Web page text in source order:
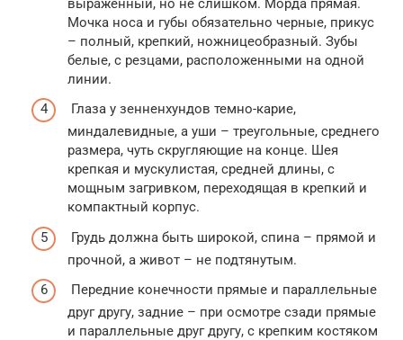
Мочка носа и губы обязательно черные, прикус
– полный, крепкий, ножницеобразный. Зубы
белые, с резцами, расположенными на одной
линии.
Глаза у зенненхундов темно-карие,
миндалевидные, а уши – треугольные, среднего
размера, чуть скругляющие на конце. Шея
крепкая и мускулистая, средней длины, с
мощным загривком, переходящая в крепкий и
компактный корпус.
Грудь должна быть широкой, спина – прямой и
прочной, а живот – не подтянутым.
Передние конечности прямые и параллельные
друг другу, задние – при осмотре сзади прямые
и параллельные друг другу, с крепким костяком